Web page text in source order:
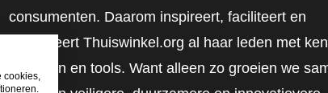
consumenten. Daarom inspireert, faciliteert en
mobiliseert Thuiswinkel.org al haar leden met
inzichten en tools. Want alleen zo groeien we
cookies,